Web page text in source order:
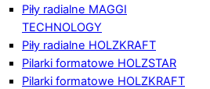
Piły radialne MAGGI
TECHNOLOGY
Piły radialne HOLZKRAFT
Pilarki formatowe HOLZSTAR
Pilarki formatowe HOLZKRAFT